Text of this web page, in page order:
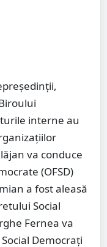
interne au
va conduce
(OFSD)
a fost aleasă
Social
Fernea va
Democrați